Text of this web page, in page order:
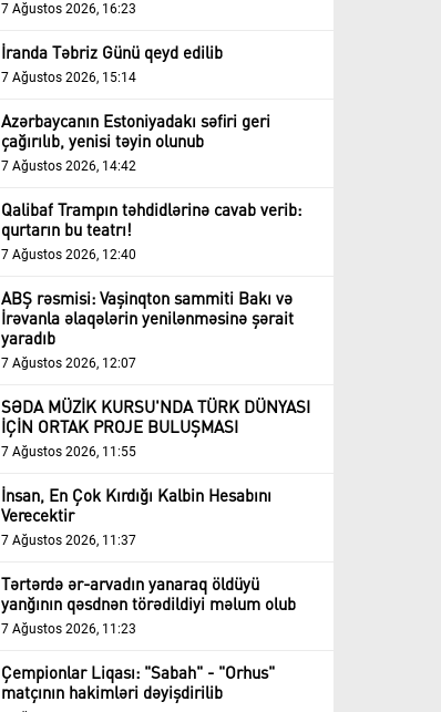
7 Ağustos 2026, 16:23
İranda Təbriz Günü qeyd edilib
7 Ağustos 2026, 15:14
Azərbaycanın Estoniyadakı səfiri geri
çağırılıb, yenisi təyin olunub
7 Ağustos 2026, 14:42
Qalibaf Trampın təhdidlərinə cavab verib:
qurtarın bu teatrı!
7 Ağustos 2026, 12:40
ABŞ rəsmisi: Vaşinqton sammiti Bakı və
İrəvanla əlaqələrin yenilənməsinə şərait
yaradıb
7 Ağustos 2026, 12:07
SƏDA MÜZİK KURSU'NDA TÜRK DÜNYASI
İÇİN ORTAK PROJE BULUŞMASI
7 Ağustos 2026, 11:55
İnsan, En Çok Kırdığı Kalbin Hesabını
Verecektir
7 Ağustos 2026, 11:37
Tərtərdə ər-arvadın yanaraq öldüyü
yanğının qəsdnən törədildiyi məlum olub
7 Ağustos 2026, 11:23
Çempionlar Liqası: "Sabah" - "Orhus"
matçının hakimləri dəyişdirilib